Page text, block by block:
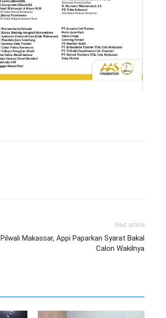
Next article
Pilwali Makassar, Appi Paparkan Syarat Bakal
Calon Wakilnya